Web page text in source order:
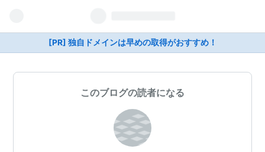
[PR] 独自ドメインは早めの取得がおすすめ！
このブログの読者になる